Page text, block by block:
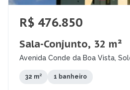
R$ 476.850
Sala-Conjunto, 32 m²
Avenida Conde da Boa Vista,
32 m² 1 banheiro